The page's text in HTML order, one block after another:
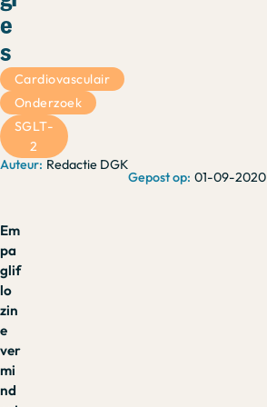
e
s
Redactie DGK
01-09-2020
Cardiovasculair
Onderzoek
SGLT-
2
Em
pa
glif
lo
zin
e
ver
mi
nd